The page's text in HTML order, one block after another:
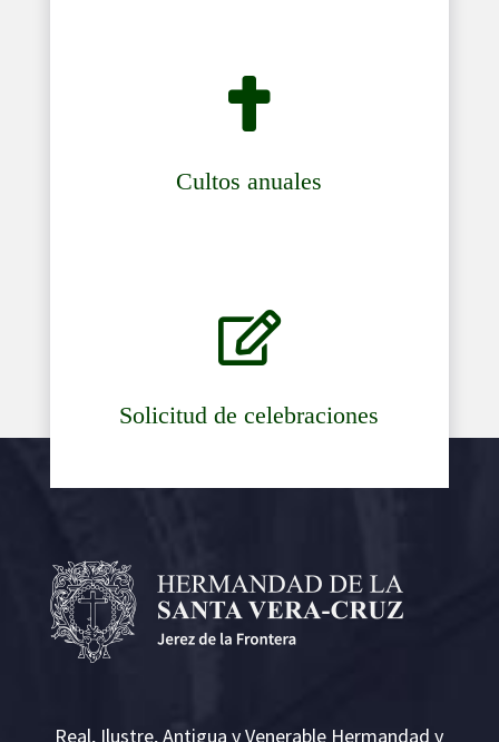

Cultos anuales

Solicitud de celebraciones
Real, Ilustre, Antigua y Venerable Hermandad y